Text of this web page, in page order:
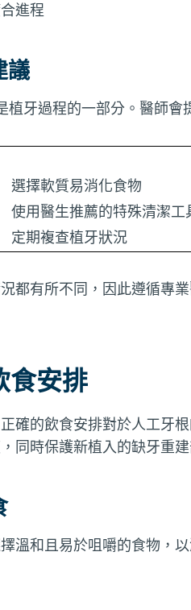
進程
議
植牙過程的一部分。醫師會
選擇軟質易消化食物
使用醫生推薦的特殊清潔工
定期複查植牙狀況
都有所不同，因此遵循專
食安排
確的飲食安排對於人工牙
同時保護新植入的缺牙重建
溫和且易於咀嚼的食物，